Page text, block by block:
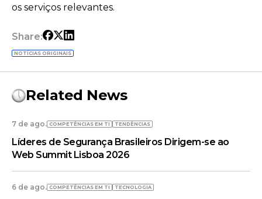
os serviços relevantes.
Share:
NOTÍCIAS ORIGINAIS
Related News
7 de ago. COMPETÊNCIAS EM TI TENDÊNCIAS
Líderes de Segurança Brasileiros Dirigem-se ao
Web Summit Lisboa 2026
6 de ago. COMPETÊNCIAS EM TI TECNOLOGIA